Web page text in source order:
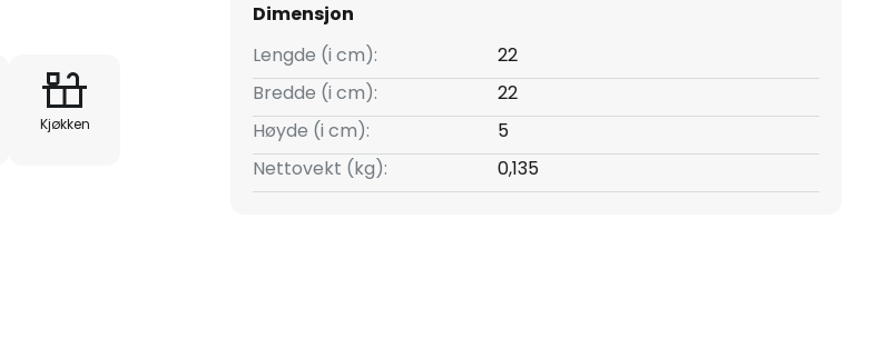
Kjøkken
Dimensjon
Lengde (i cm):
22
Bredde (i cm):
22
Høyde (i cm):
5
Nettovekt (kg):
0,135